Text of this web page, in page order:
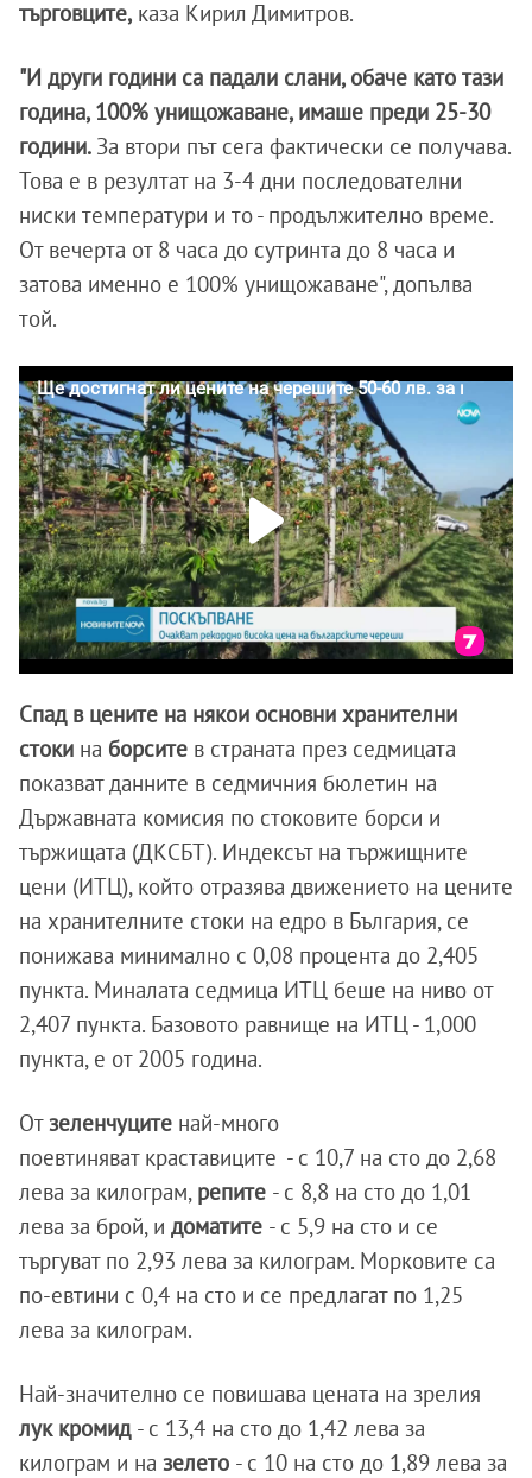
търговците, каза Кирил Димитров.
"И други години са падали слани, обаче като тази
година, 100% унищожаване, имаше преди 25-30
години. За втори път сега фактически се получава.
Това е в резултат на 3-4 дни последователни
ниски температури и то - продължително време.
От вечерта от 8 часа до сутринта до 8 часа и
затова именно е 100% унищожаване", допълва
той.
Спад в цените на някои основни хранителни
стоки на борсите в страната през седмицата
показват данните в седмичния бюлетин на
Държавната комисия по стоковите борси и
тържищата (ДКСБТ). Индексът на тържищните
цени (ИТЦ), който отразява движението на цените
на хранителните стоки на едро в България, се
понижава минимално с 0,08 процента до 2,405
пункта. Миналата седмица ИТЦ беше на ниво от
2,407 пункта. Базовото равнище на ИТЦ - 1,000
пункта, е от 2005 година.
Отзеленчуците най-много
поевтиняват краставиците - с 10,7 на сто до 2,68
лева за килограм, репите - с 8,8 на сто до 1,01
лева за брой, и доматите - с 5,9 на сто и се
търгуват по 2,93 лева за килограм. Морковите са
по-евтини с 0,4 на сто и се предлагат по 1,25
лева за килограм.
Най-значително се повишава цената на зрелия
лук кромид - с 13,4 на сто до 1,42 лева за
килограм и на зелето - с 10 на сто до 1,89 лева за